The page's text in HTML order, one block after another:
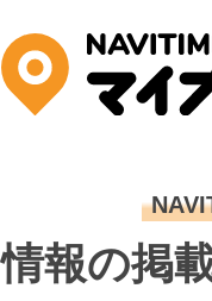
情報の掲